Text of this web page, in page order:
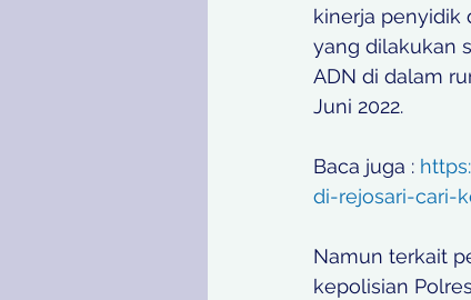
kinerja penyidik
yang dilakukan
ADN di dalam
Juni 2022.
Baca juga :
di-rejosari-cari-
Namun terkait
kepolisian